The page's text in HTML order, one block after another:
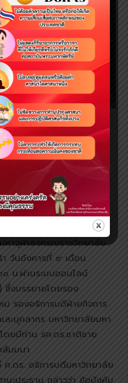
อยู่ร่วมกัน
ธรรมวินัยและธรรมาภิบาล
ยทอดประมวลจริยธรรม
หาจุฬาลงกรณราชวิทยาลัย
วันอังคารที่ ๙ เดือน
น.ผ่านระบบออนไลน์
งบรรยายโดยรอง
รองอธิการบดีฝ่ายกิจการ
ะบุคลากร มหาวิทยาลัยมหา
ดยมีท่าน รศ.ดร.ชาติชาย
มมนา
ศ.ดร. อธิการบดีมหาวิทยาลัย
นะประธาน กล่าวว่า ข้อบังคับ